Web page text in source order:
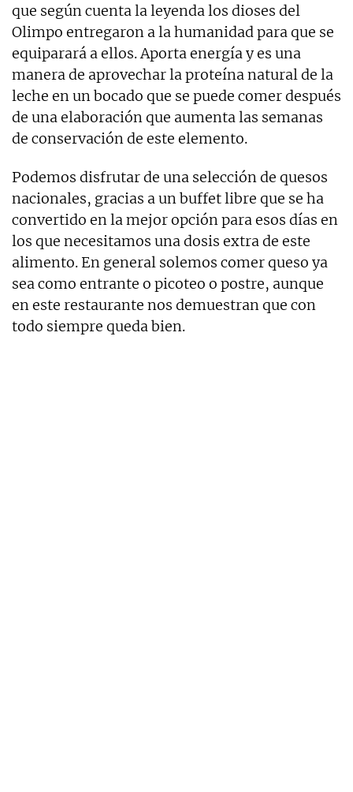
que según cuenta la leyenda los dioses del
Olimpo entregaron a la humanidad para que se
equiparará a ellos. Aporta energía y es una
manera de aprovechar la proteína natural de la
leche en un bocado que se puede comer después
de una elaboración que aumenta las semanas
de conservación de este elemento.
Podemos disfrutar de una selección de quesos
nacionales, gracias a un buffet libre que se ha
convertido en la mejor opción para esos días en
los que necesitamos una dosis extra de este
alimento. En general solemos comer queso ya
sea como entrante o picoteo o postre, aunque
en este restaurante nos demuestran que con
todo siempre queda bien.